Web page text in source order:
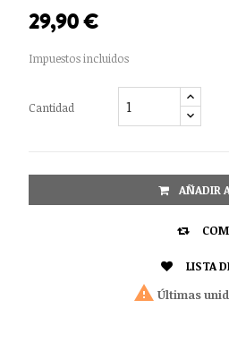
29,90 €
Impuestos incluidos
Cantidad
AÑADIR

 LISTA
 Últimas